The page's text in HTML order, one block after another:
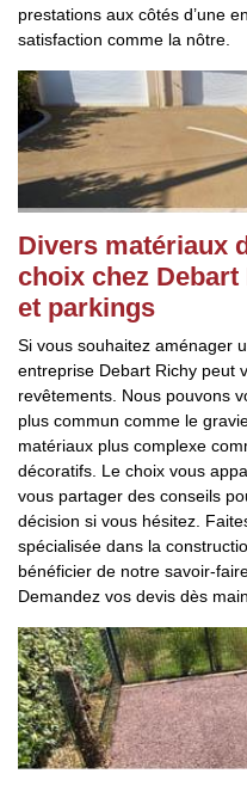
prestations aux côtés d’une
satisfaction comme la nôtre.
Divers matériaux
choix chez
et parkings
Si vous souhaitez aménager
entreprise Debart Richy peut
revêtements. Nous pouvons
plus commun comme le
matériaux plus complexe
décoratifs. Le choix vous
vous partager des conseils
décision si vous hésitez.
spécialisée dans la
bénéficier de notre savoir-
Demandez vos devis dès